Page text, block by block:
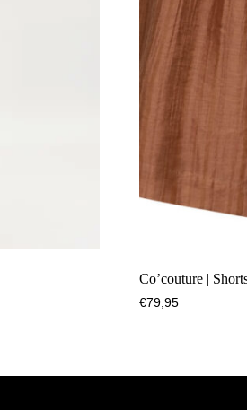
Co’couture |
€79,95